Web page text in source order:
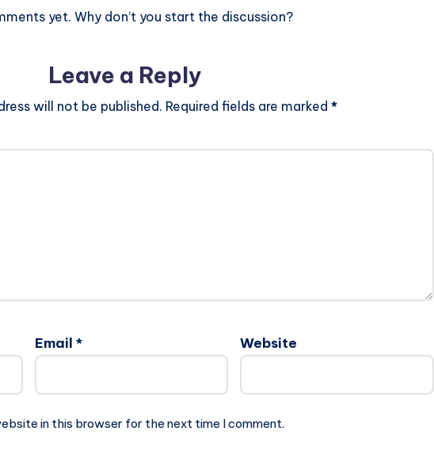
yet. Why don’t you start the discussion?
Leave a Reply
will not be published. Required fields are marked *
Email * Website
in this browser for the next time I comment.